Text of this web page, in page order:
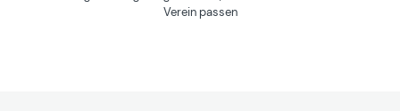
Verein passen